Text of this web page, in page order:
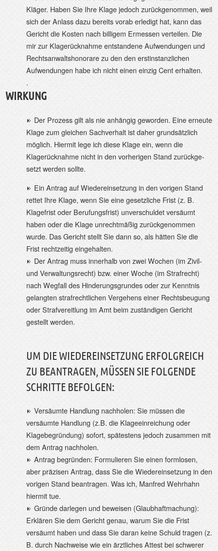
Kläger. Haben Sie Ihre Klage jedoch zurückgenommen, weil
sich der Anlass dazu bereits vorab erledigt hat, kann das
Gericht die Kosten nach billigem Ermessen verteilen. Die
mir zur Klagerücknahme entstandene Aufwendungen und
Rechtsanwaltshonorare zu den den erstinstanzlichen
Aufwendungen habe ich nicht einen einzig Cent erhalten.
.
WIRKUNG
Der Prozess gilt als nie anhängig geworden. Eine erneute
Klage zum gleichen Sachverhalt ist daher grundsätzlich
möglich. Hiermit lege ich diese Klage ein, wenn die
Klagerücknahme nicht in den vorherigen Stand zurückge-
setzt werden sollte.
Ein Antrag auf Wiedereinsetzung in den vorigen Stand
rettet Ihre Klage, wenn Sie eine gesetzliche Frist (z. B.
Klagefrist oder Berufungsfrist) unverschuldet versäumt
haben oder die Klage unrechtmäßig zurückgenommen
wurde. Das Gericht stellt Sie dann so, als hätten Sie die
Frist rechtzeitig eingehalten.
Der Antrag muss innerhalb von zwei Wochen (im Zivil-
und Verwaltungsrecht) bzw. einer Woche (im Strafrecht)
nach Wegfall des Hinderungsgrundes oder zur Kenntnis
gelangten strafrechtlichen Vergehens einer Rechtsbeugung
oder Strafvereitlung im Amt beim zuständigen Gericht
gestellt werden.
UM DIE WIEDEREINSETZUNG ERFOLGREICH
ZU BEANTRAGEN, MÜSSEN SIE FOLGENDE
SCHRITTE BEFOLGEN:
Versäumte Handlung nachholen: Sie müssen die
versäumte Handlung (z.B. die Klageeinreichung oder
Klagebegründung) sofort, spätestens jedoch zusammen mit
dem Antrag nachholen.
Antrag begründen: Formulieren Sie einen formlosen,
aber präzisen Antrag, dass Sie die Wiedereinsetzung in den
vorigen Stand beantragen. Was ich, Manfred Wehrhahn
hiermit tue.
Gründe darlegen und beweisen (Glaubhaftmachung):
Erklären Sie dem Gericht genau, warum Sie die Frist
versäumt haben und dass Sie daran keine Schuld tragen (z.
B. durch Nachweise wie ein ärztliches Attest bei schwerer